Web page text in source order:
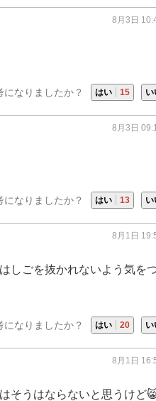
8月3日
になりましたか？ はい 15 い
8月3日
になりましたか？ はい 13 い
8月1日
しごを抜かれないよう気を
になりましたか？ はい 20 い
8月1日
はそうはならないと思うけど